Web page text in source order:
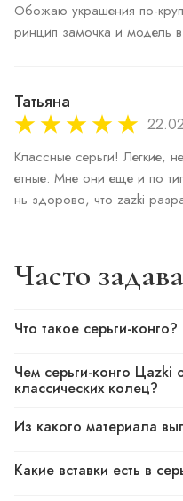
Обожаю украшения по-
ринцип замочка и модель
Татьяна
Классные серьги! Легкие,
етные. Мне они еще и по
нь здорово, что zazki
Часто
Что такое серьги-конго?
Чем серьги-конго Цazki
классических колец?
Из какого материала
Какие вставки есть в